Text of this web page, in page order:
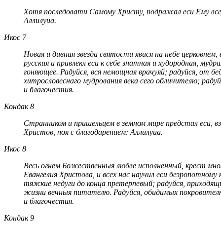
Хотя последовати Самому Христу, подражал еси Ему
Аллилуиа.
Икос 7
Новая и дивная звезда святости явися на небе
рус­ския и привлекл еси к себе знатная и худородная,
гоняющее. Радуйся, вся немощная врачуяй; радуйся, от
хитрословеснаго мудрования века сего обличителю;
и благочестия.
Кондак 8
Странником и пришельцем в земном мире предстал еси,
Христов, поя с благодарением: Аллилуиа.
Икос 8
Весь огнем Божественныя любве исполненный, крест
Евангелия Христова, и всех нас научил еси
тяжкие недуги до конца претерпевый; радуйся,
жизни вечныя питателю. Радуйся, обидимых
и благочестия.
Кондак 9